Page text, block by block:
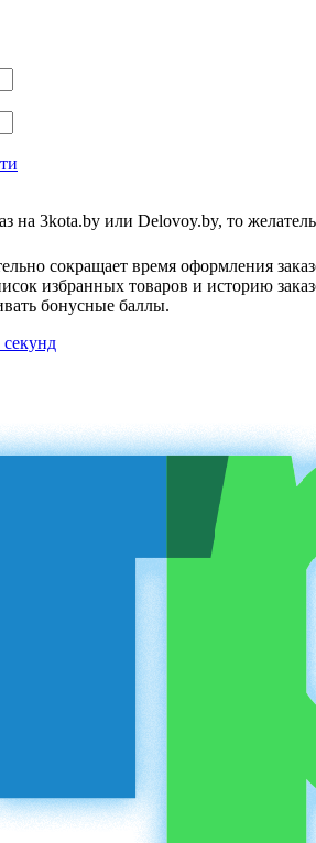
на 3kota.by или Delovoy.by, то
сокращает время оформления
избранных товаров и историю
бонусные баллы.
секунд